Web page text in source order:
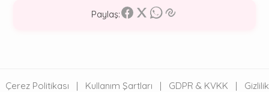
Paylaş:
Çerez Politikası | Kullanım Şartları | GDPR & KVKK |
Gizlilik